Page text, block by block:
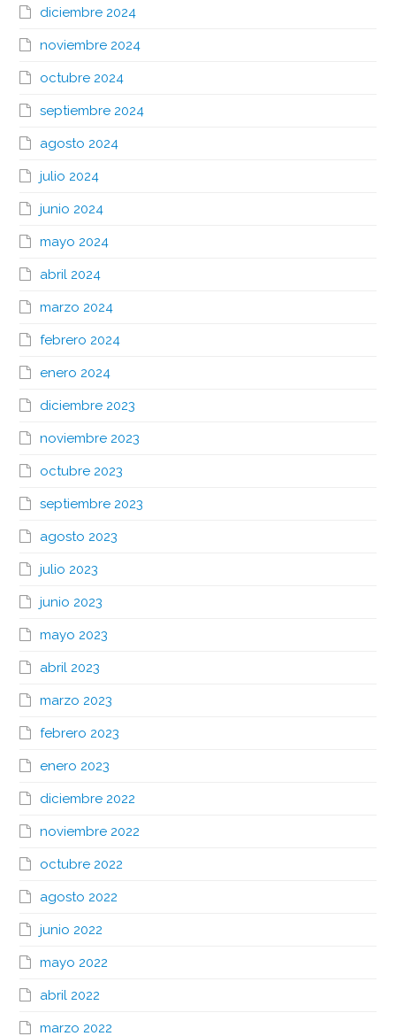
diciembre 2024
noviembre 2024
octubre 2024
septiembre 2024
agosto 2024
julio 2024
junio 2024
mayo 2024
abril 2024
marzo 2024
febrero 2024
enero 2024
diciembre 2023
noviembre 2023
octubre 2023
septiembre 2023
agosto 2023
julio 2023
junio 2023
mayo 2023
abril 2023
marzo 2023
febrero 2023
enero 2023
diciembre 2022
noviembre 2022
octubre 2022
agosto 2022
junio 2022
mayo 2022
abril 2022
marzo 2022